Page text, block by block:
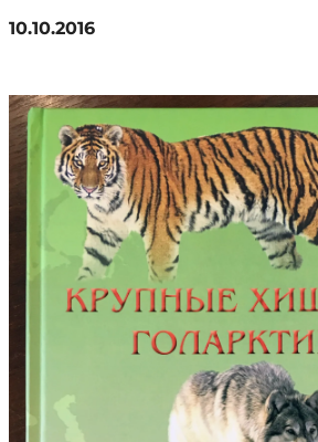
10.10.2016